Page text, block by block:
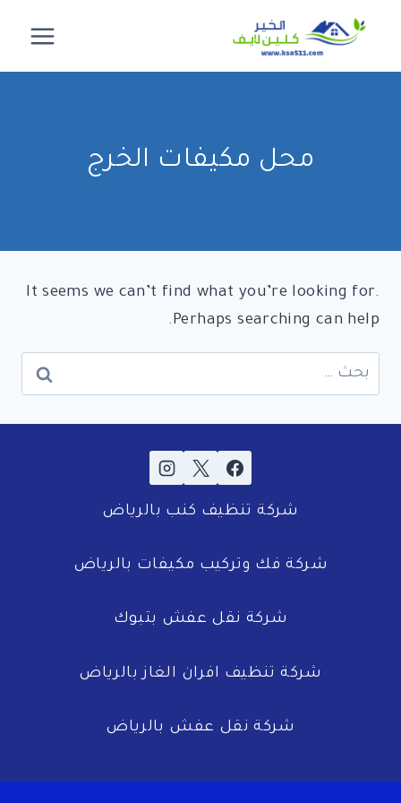
المحتوى
محل مكيفات الخرج
It seems we can’t find what you’re looking for.
Perhaps searching can help.
البحث
عن:
شركة تنظيف كنب بالرياض
شركة فك وتركيب مكيفات بالرياض
شركة نقل عفش بتبوك
شركة تنظيف افران الغاز بالرياض
شركة نقل عفش بالرياض